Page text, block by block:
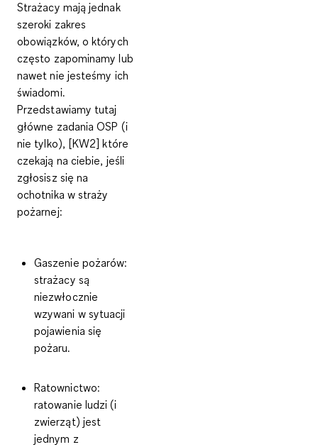
Strażacy mają jednak
szeroki zakres
obowiązków, o których
często zapominamy lub
nawet nie jesteśmy ich
świadomi.
Przedstawiamy tutaj
główne zadania OSP (i
nie tylko), [KW2] które
czekają na ciebie, jeśli
zgłosisz się na
ochotnika w straży
pożarnej:
Gaszenie pożarów:
strażacy są
niezwłocznie
wzywani w sytuacji
pojawienia się
pożaru.
Ratownictwo:
ratowanie ludzi (i
zwierząt) jest
jednym z